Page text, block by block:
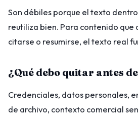
Son débiles porque el texto
reutiliza bien. Para contenido que
citarse o resumirse, el texto real
¿Qué debo quitar antes
Credenciales, datos personales,
de archivo, contexto comercial